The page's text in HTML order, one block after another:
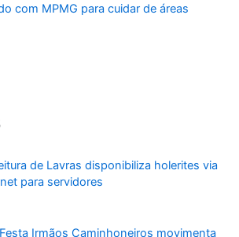
com MPMG para cuidar de áreas
de Lavras disponibiliza holerites via
para servidores
Irmãos Caminhoneiros movimenta